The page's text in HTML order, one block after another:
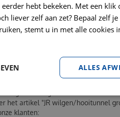
GRAM
groot 450 gram" online
het artikel "JR wilgen/hooitunnel
klanten:
hebt bekeken. Met een klik
liever zelf aan zet? Bepaal zelf
stemt u in met alle cookies
ALLES